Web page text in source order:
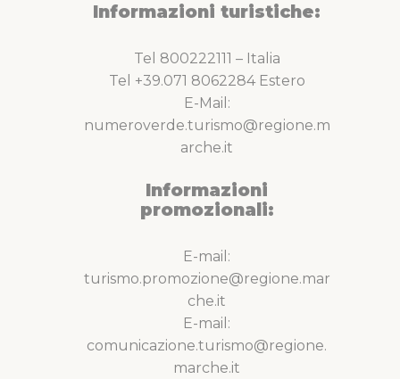
Informazioni turistiche:
Tel 800222111 – Italia
Tel +39.071 8062284 Estero
E-Mail:
numeroverde.turismo@regione.m
arche.it
Informazioni
promozionali:
E-mail:
turismo.promozione@regione.mar
che.it
E-mail:
comunicazione.turismo@regione.
marche.it